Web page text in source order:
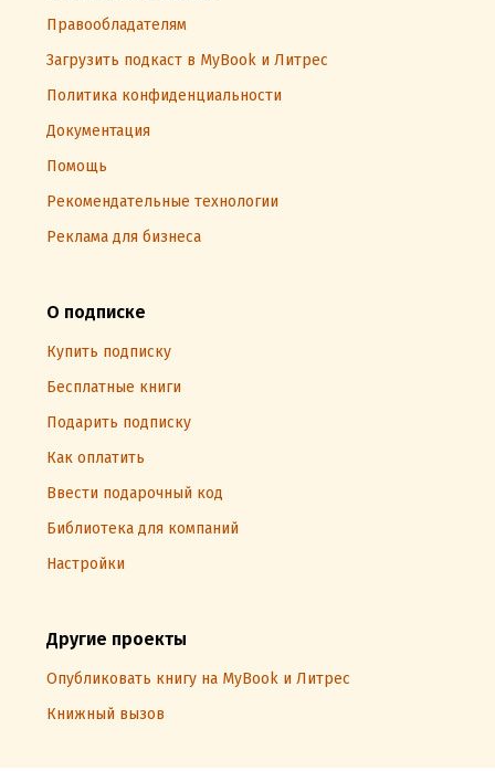
Правообладателям
Загрузить подкаст в MyBook и Литрес
Политика конфиденциальности
Документация
Помощь
Рекомендательные технологии
Реклама для бизнеса
О подписке
Купить подписку
Бесплатные книги
Подарить подписку
Как оплатить
Ввести подарочный код
Библиотека для компаний
Настройки
Другие проекты
Опубликовать книгу на MyBook и Литрес
Книжный вызов